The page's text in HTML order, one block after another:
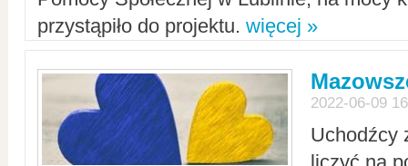
przystąpiło do projektu. więcej »
2022-06-09
Uchodźcy